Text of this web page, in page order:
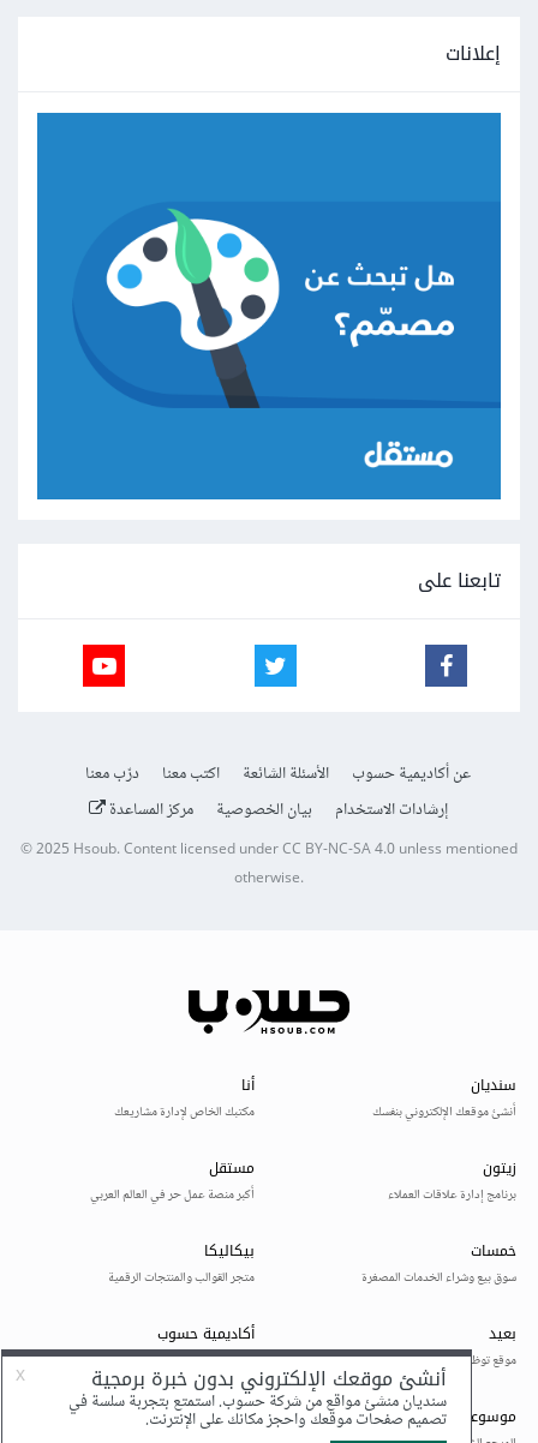
إعلانات
تابعنا على
عن أكاديمية حسوب الأسئلة الشائعة اكتب معنا
درّب معنا
إرشادات الاستخدام
بيان الخصوصية مركز المساعدة
© 2025Hsoub.Content licensed underCC BY-NC-SA 4.0unless mentioned
otherwise.